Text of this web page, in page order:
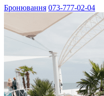
Бронювання 073-777-02-04